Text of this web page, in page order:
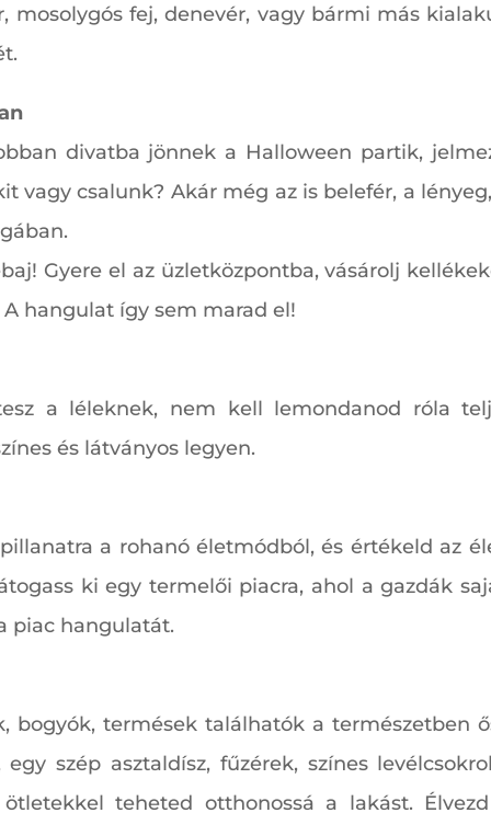
mosolygós fej, denevér, vagy bármi más
divatba jönnek a Halloween partik,
vagy csalunk? Akár még az is belefér, a
Gyere el az üzletközpontba, vásárolj
hangulat így sem marad el!
a léleknek, nem kell lemondanod róla
és látványos legyen.
a rohanó életmódból, és értékeld az
ki egy termelői piacra, ahol a gazdák
piac hangulatát.
bogyók, termések találhatók a természetben
szép asztaldísz, fűzérek, színes
teheted otthonossá a lakást.